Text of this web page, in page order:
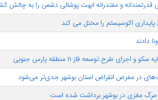
قدرتمندانه و مقتدرانه ابهت پوشالی دشمن را به چالش
اکوسیستم را مختل می کند
دادند
طرح توسعه فاز ۱۱ منطقه پارس جنوبی
در معرض‌ انقراض استان بوشهر جدی‌تر می‌شود